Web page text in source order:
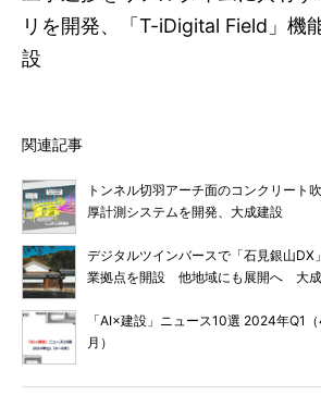
リを開発、「T-iDigital Field」
設
関連記事
トンネル切羽アーチ面のコンクリート
厚計測システムを開発、大成建設
デジタルツインバースで「石見銀山DX
業拠点を開設 他地域にも展開へ 大
「AI×建設」ニュース10選 2024年Q1
月）